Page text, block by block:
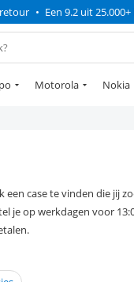
• Een 9.2 uit
Motorola Nokia
case te vinden die jij
je op werkdagen voor